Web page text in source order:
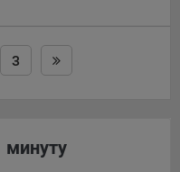
3
минуту